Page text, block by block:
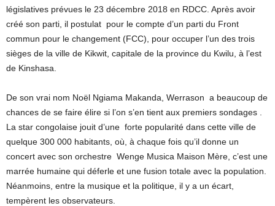
législatives prévues le 23 décembre 2018 en RDCC. Après avoir
créé son parti, il postulat pour le compte d’un parti du Front
commun pour le changement (FCC), pour occuper l’un des trois
sièges de la ville de Kikwit, capitale de la province du Kwilu, à l’est
de Kinshasa.
De son vrai nom Noël Ngiama Makanda, Werrason a beaucoup de
chances de se faire élire si l’on s’en tient aux premiers sondages .
La star congolaise jouit d’une forte popularité dans cette ville de
quelque 300 000 habitants, où, à chaque fois qu’il donne un
concert avec son orchestre Wenge Musica Maison Mère, c’est une
marrée humaine qui déferle et une fusion totale avec la population.
Néanmoins, entre la musique et la politique, il y a un écart,
tempèrent les observateurs.